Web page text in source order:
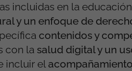
incluidas en la
y un enfoque de
contenidos y
con la salud digital y un
incluir el